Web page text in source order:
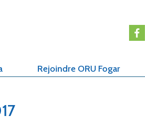
Rejoindre ORU Fogar